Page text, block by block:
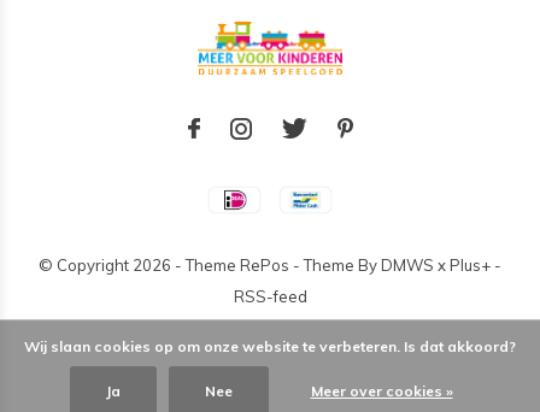
© Copyright 2026 - Theme RePos - Theme ByDMWS xPlus+ -
RSS-feed
Wij slaan cookies op om onze website te verbeteren. Is dat akkoord?
Ja Nee Meer over cookies »